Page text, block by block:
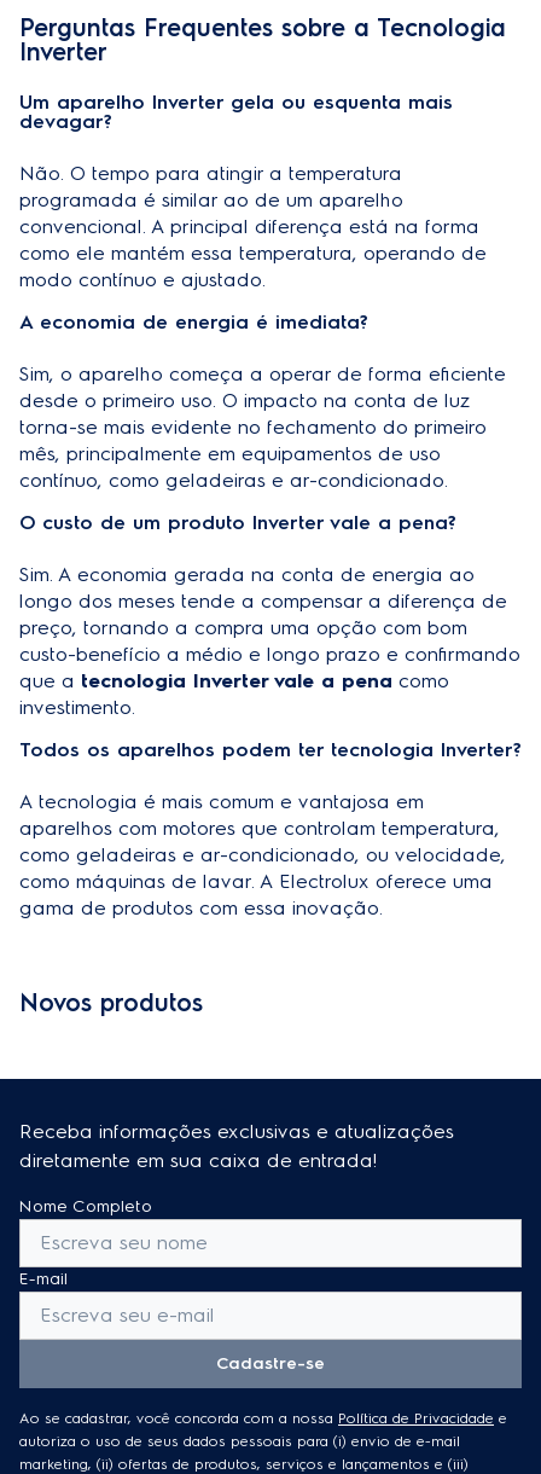
Perguntas Frequentes sobre a Tecnologia
Inverter
Um aparelho Inverter gela ou esquenta mais
devagar?
Não. O tempo para atingir a temperatura
programada é similar ao de um aparelho
convencional. A principal diferença está na forma
como ele mantém essa temperatura, operando de
modo contínuo e ajustado.
A economia de energia é imediata?
Sim, o aparelho começa a operar de forma eficiente
desde o primeiro uso. O impacto na conta de luz
torna-se mais evidente no fechamento do primeiro
mês, principalmente em equipamentos de uso
contínuo, como geladeiras e ar-condicionado.
O custo de um produto Inverter vale a pena?
Sim. A economia gerada na conta de energia ao
longo dos meses tende a compensar a diferença de
preço, tornando a compra uma opção com bom
custo-benefício a médio e longo prazo e confirmando
que a tecnologia Inverter vale a pena como
investimento.
Todos os aparelhos podem ter tecnologia Inverter?
A tecnologia é mais comum e vantajosa em
aparelhos com motores que controlam temperatura,
como geladeiras e ar-condicionado, ou velocidade,
como máquinas de lavar. A Electrolux oferece uma
gama de produtos com essa inovação.
Novos produtos
Receba informações exclusivas e atualizações
diretamente em sua caixa de entrada!
Nome Completo
E-mail
Cadastre-se
Ao se cadastrar, você concorda com a nossa Política de Privacidade e
autoriza o uso de seus dados pessoais para (i) envio de e-mail
marketing, (ii) ofertas de produtos, serviços e lançamentos e (iii)